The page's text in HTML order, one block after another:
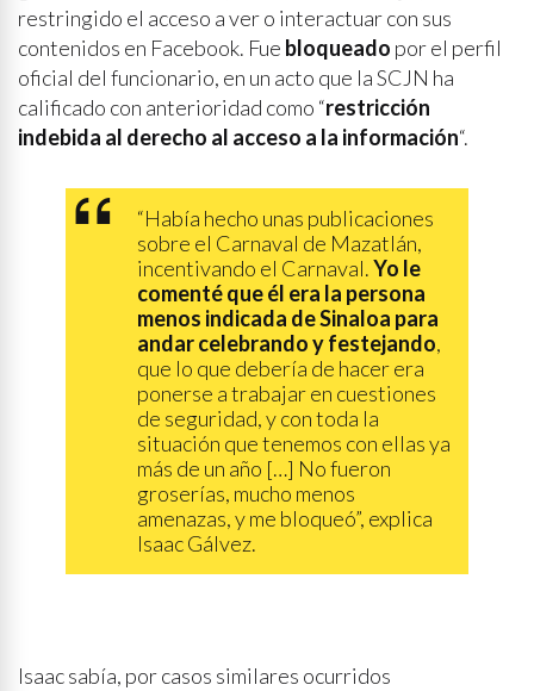
restringido el acceso a ver o interactuar con sus
contenidos en Facebook. Fue bloqueado por el perfil
oficial del funcionario, en un acto que la SCJN ha
calificado con anterioridad como “restricción
indebida al derecho al acceso a la información“.
“Había hecho unas publicaciones
sobre el Carnaval de Mazatlán,
incentivando el Carnaval.Yo le
comenté que él era la persona
menos indicada de Sinaloa para
andar celebrando y festejando,
que lo que debería de hacer era
ponerse a trabajar en cuestiones
de seguridad, y con toda la
situación que tenemos con ellas ya
más de un año […] No fueron
groserías, mucho menos
amenazas, y me bloqueó”, explica
Isaac Gálvez.
Isaac sabía, por casos similares ocurridos